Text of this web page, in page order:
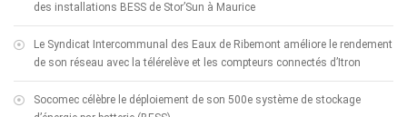
des installations BESS de Stor’Sun à Maurice
Le Syndicat Intercommunal des Eaux de Ribemont améliore le rendement
de son réseau avec la télérelève et les compteurs connectés d’Itron
Socomec célèbre le déploiement de son 500e système de stockage